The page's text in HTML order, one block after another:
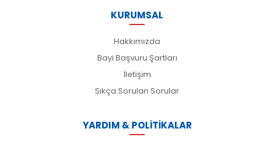
KURUMSAL
Hakkımızda
Bayi Başvuru Şartları
İletişim
Sıkça Sorulan Sorular
YARDIM & POLİTİKALAR